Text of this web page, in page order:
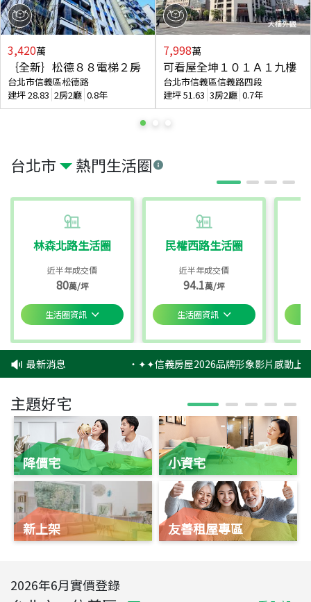
台北市 熱門生活圈
林森北路生活圈
近半年成交價
80萬/坪
生活圈資訊
民權西路生活圈
近半年成交價
94.1萬/坪
生活圈資訊
3,420萬
｛全新｝松德８８電梯２房
台北市信義區松德路
建坪28.83 2房2廳 0.8年
7,998萬
可看屋全坤１０１Ａ１九樓
台北市信義區信義路四段
建坪51.63 3房2廳 0.7年
最新消息 ‧✦✦信義房屋2026品牌形象影片感動上
主題好宅
降價宅
新上架
小資宅
友善租屋專區
2026年6月實價登錄